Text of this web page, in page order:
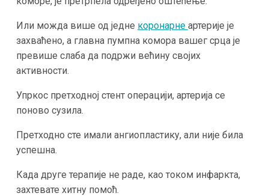
Или можда више од једне коронарне артерије је
захваћено, а главна пумпна комора вашег срца је
превише слаба да подржи већину својих
активности.
Упркос претходној стент операцији, артерија се
поново сузила.
Претходно сте имали ангиопластику, али није била
успешна.
Када друге терапије не раде, као током инфаркта,
захтевате хитну помоћ.